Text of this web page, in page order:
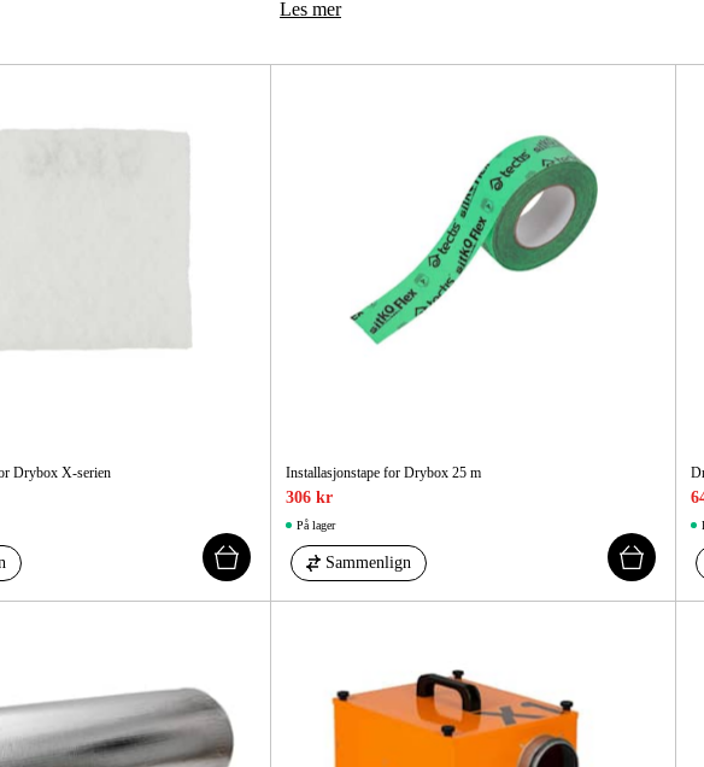
Les mer
Drybox X-serien Installasjonstape for Drybox 25 m
306 kr
På lager
Sammenlign